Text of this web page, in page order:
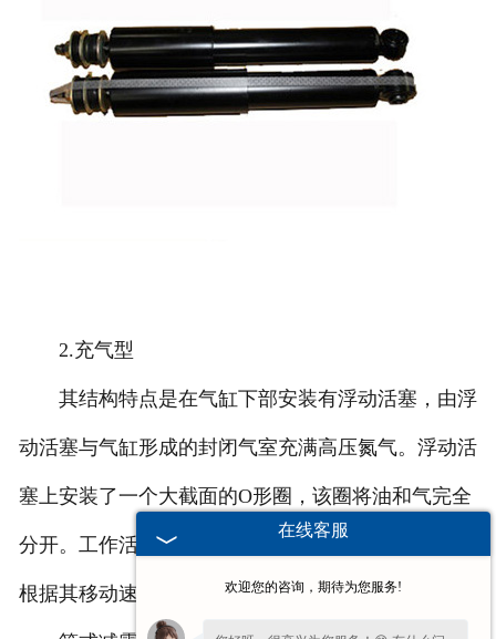
2.充气型
其结构特点是在气缸下部安装有浮动活塞，由浮
动活塞与气缸形成的封闭气室充满高压氮气。浮动活
塞上安装了一个大截面的O形圈，该圈将油和气完全
分开。工作活塞配备有一个压缩阀和一个扩展阀，可
根据其移动速度改变通道的横截面积。
在线客服
欢迎您的咨询，期待为您服务!